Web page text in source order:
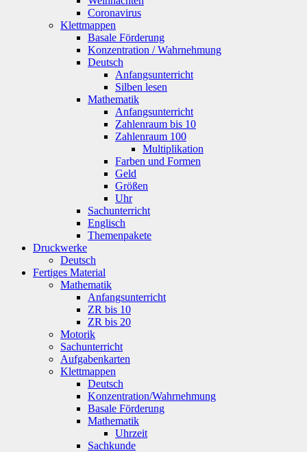
Coronavirus
Klettmappen
Basale Förderung
Konzentration / Wahrnehmung
Deutsch
Anfangsunterricht
Silben lesen
Mathematik
Anfangsunterricht
Zahlenraum bis 10
Zahlenraum 100
Multiplikation
Farben und Formen
Geld
Größen
Uhr
Sachunterricht
Englisch
Themenpakete
Druckwerke
Deutsch
Fertiges Material
Mathematik
Anfangsunterricht
ZR bis 10
ZR bis 20
Motorik
Sachunterricht
Aufgabenkarten
Klettmappen
Deutsch
Konzentration/Wahrnehmung
Basale Förderung
Mathematik
Uhrzeit
Sachkunde